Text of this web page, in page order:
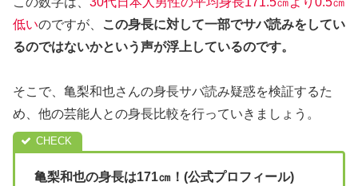
低いのですが、
この身長に対して一部でサバ読みをしてい
るのではないかという声が浮上しているのです。
そこで、亀梨和也さんの身長サバ読み疑惑を検証するた
め、他の芸能人との身長比較を行っていきましょう。
亀梨和也の身長は171㎝！(公式プロフィール)